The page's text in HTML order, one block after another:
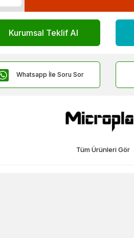
Kurumsal Teklif Al
Whatsapp İle Soru Sor
Tüm Ürünleri Gör